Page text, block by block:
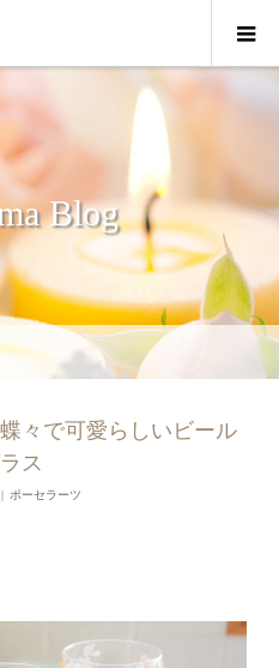
Blog
々で可愛らしいビール
ス
ポーセラーツ